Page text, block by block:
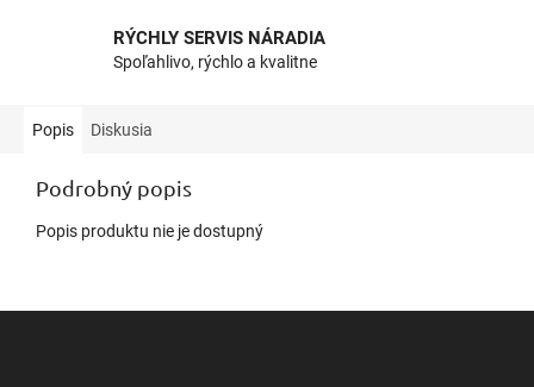
RÝCHLY SERVIS NÁRADIA
Spoľahlivo, rýchlo a kvalitne
Popis Diskusia
Podrobný popis
Popis produktu nie je dostupný